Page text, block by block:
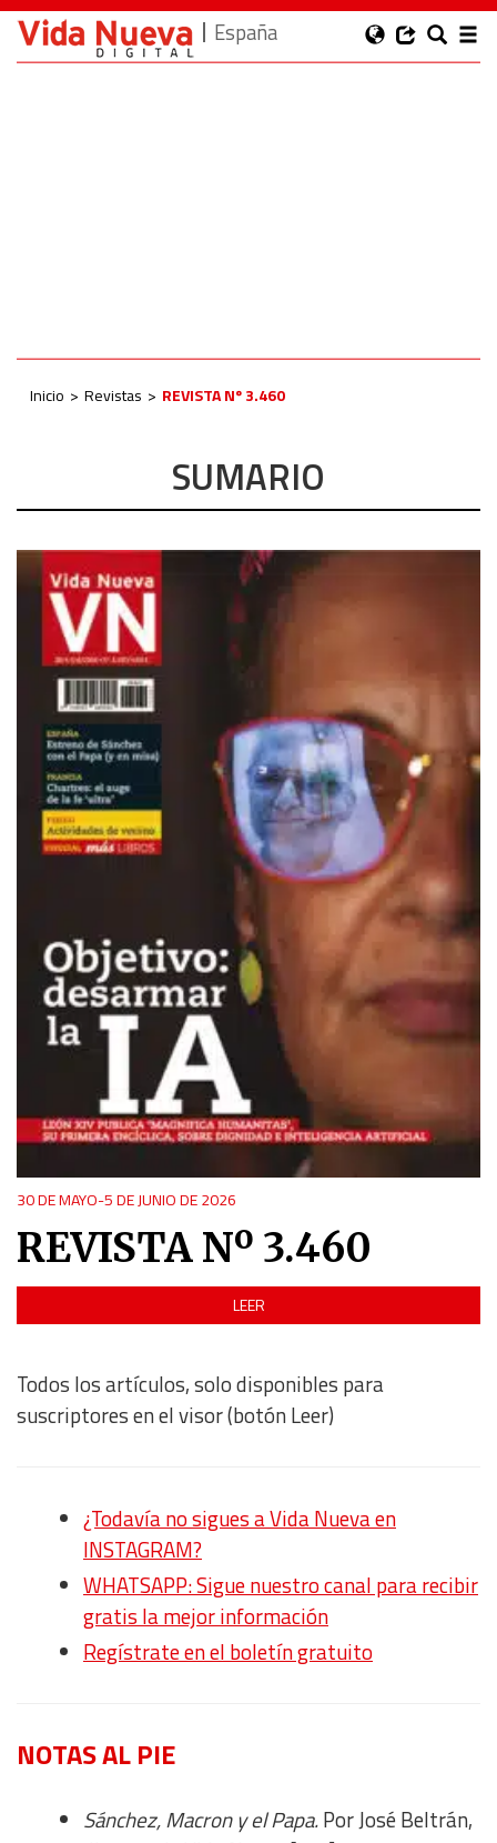
España
Inicio Revistas REVISTA Nº 3.460
SUMARIO
30 DE MAYO-5 DE JUNIO DE 2026
REVISTA Nº 3.460
LEER
Todos los artículos, solo disponibles para
suscriptores en el visor (botón Leer)
¿Todavía no sigues a Vida Nueva en
INSTAGRAM?
WHATSAPP: Sigue nuestro canal para recibir
gratis la mejor información
Regístrate en el boletín gratuito
NOTAS AL PIE
Sánchez, Macron y el Papa.Por José Beltrán,